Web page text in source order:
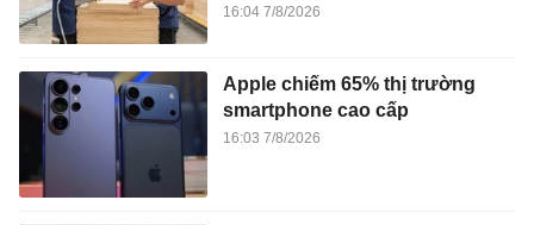
16:04 7/8/2026
Apple chiếm 65% thị trường
smartphone cao cấp
16:03 7/8/2026